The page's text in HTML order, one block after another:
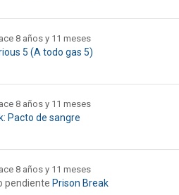
8 años y 11 meses
5 (A todo gas 5)
8 años y 11 meses
Pacto de sangre
8 años y 11 meses
pendiente Prison Break